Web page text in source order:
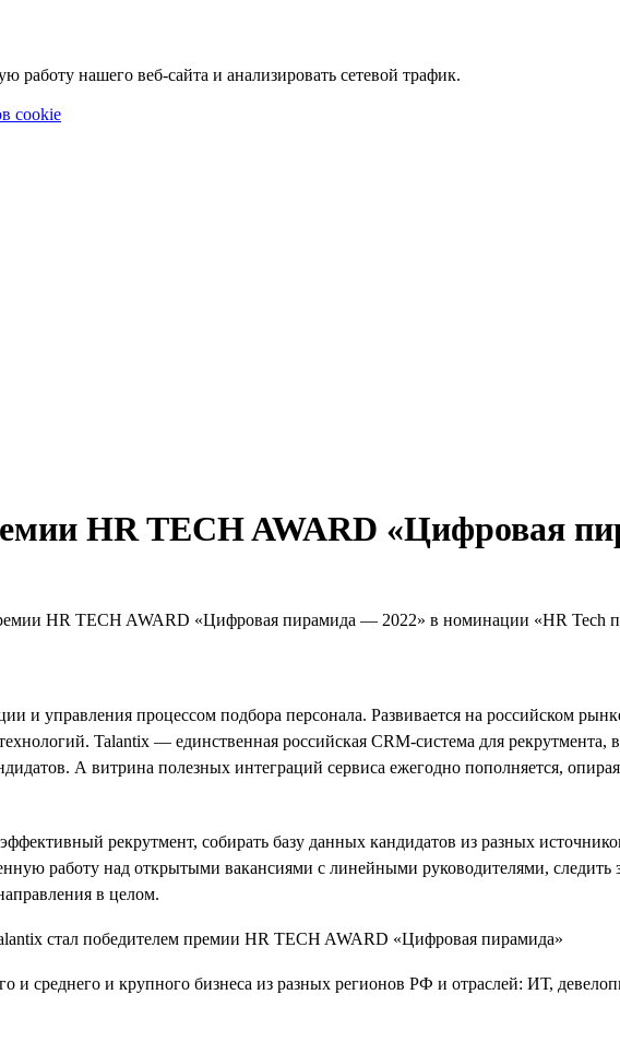
нашего веб-сайта и анализировать сетевой трафик.
cookie
HR TECH AWARD «Цифровая
HR TECH AWARD «Цифровая пирамида — 2022» в номинации «HR Tech
и управления процессом подбора персонала. Развивается на российском
Talantix — единственная российская CRM-система для рекрутмента,
А витрина полезных интеграций сервиса ежегодно пополняется,
рекрутмент, собирать базу данных кандидатов из разных
работу над открытыми вакансиями с линейными руководителями, следить
в целом.
и среднего и крупного бизнеса из разных регионов РФ и отраслей: ИТ,